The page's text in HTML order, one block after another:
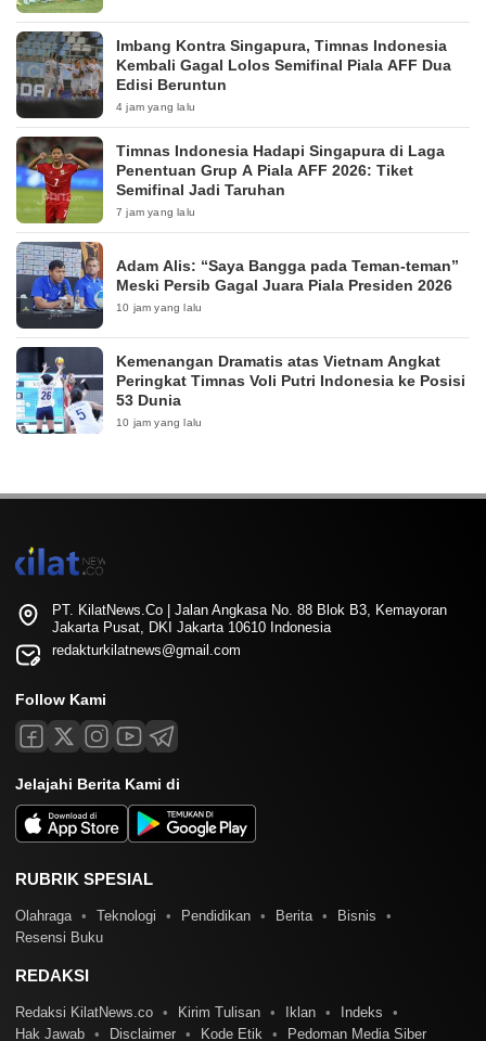
Imbang Kontra Singapura, Timnas Indonesia
Kembali Gagal Lolos Semifinal Piala AFF Dua
Edisi Beruntun
4 jam yang lalu
Timnas Indonesia Hadapi Singapura di Laga
Penentuan Grup A Piala AFF 2026: Tiket
Semifinal Jadi Taruhan
7 jam yang lalu
Adam Alis: “Saya Bangga pada Teman-teman”
Meski Persib Gagal Juara Piala Presiden 2026
10 jam yang lalu
Kemenangan Dramatis atas Vietnam Angkat
Peringkat Timnas Voli Putri Indonesia ke Posisi
53 Dunia
10 jam yang lalu
PT. KilatNews.Co | Jalan Angkasa No. 88 Blok B3, Kemayoran
Jakarta Pusat, DKI Jakarta 10610 Indonesia
redakturkilatnews@gmail.com
Follow Kami
Jelajahi Berita Kami di
RUBRIK SPESIAL
Olahraga Teknologi Pendidikan Berita
Bisnis
Resensi Buku
REDAKSI
Redaksi KilatNews.co Kirim Tulisan Iklan
Indeks
Hak Jawab
Disclaimer Kode Etik Pedoman Media Siber